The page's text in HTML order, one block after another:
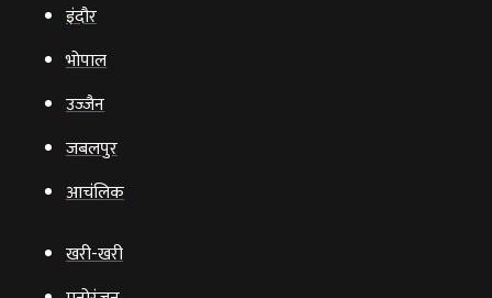
इंदौर
भोपाल
उज्‍जैन
जबलपुर
आचंलिक
खरी-खरी